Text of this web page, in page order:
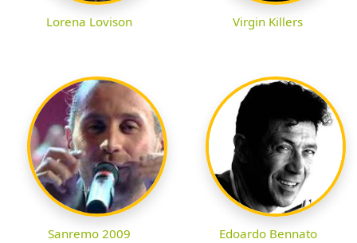
Lorena Lovison Virgin Killers
Sanremo 2009 Edoardo Bennato